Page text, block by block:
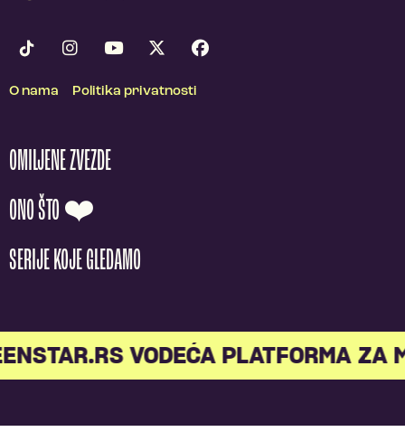
O nama Politika privatnosti
OMILJENE ZVEZDE
ONO ŠTO ❤️
SERIJE KOJE GLEDAMO
VODEĆA PLATFORMA ZA